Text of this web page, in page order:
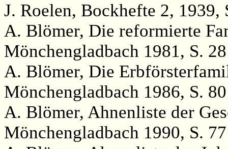
J. Roelen, Bockhefte 2, 1939,
A. Blömer, Die reformierte
Mönchengladbach 1981, S. 28
A. Blömer, Die
Mönchengladbach 1986, S. 80
A. Blömer, Ahnenliste der
Mönchengladbach 1990, S. 77